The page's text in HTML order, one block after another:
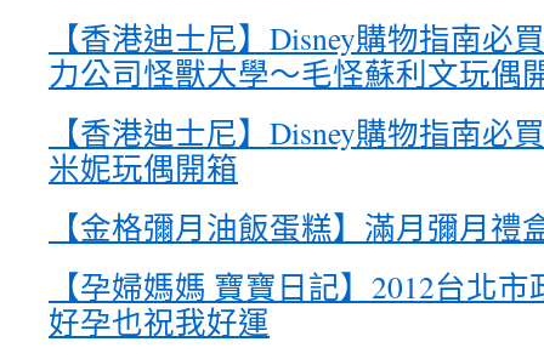
【香港迪士尼】Disney購物指南必
力公司怪獸大學～毛怪蘇利文玩偶
【香港迪士尼】Disney購物指南必
米妮玩偶開箱
【金格彌月油飯蛋糕】滿月彌月禮
【孕婦媽媽 寶寶日記】2012台北
好孕也祝我好運